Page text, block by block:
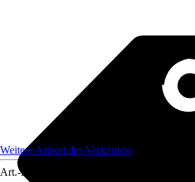
Weitere Artikel des Verkäufers
Art.-Nr.